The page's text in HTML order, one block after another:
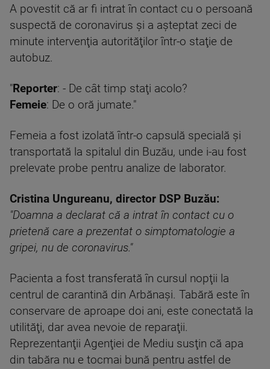
A povestit că ar fi intrat în contact cu o persoană
suspectă de coronavirus şi a aşteptat zeci de
minute intervenţia autorităţilor într-o staţie de
autobuz.
"Reporter: - De cât timp staţi acolo?
Femeie: De o oră jumate."
Femeia a fost izolată într-o capsulă specială şi
transportată la spitalul din Buzău, unde i-au fost
prelevate probe pentru analize de laborator.
Cristina Ungureanu, director DSP Buzău:
"Doamna a declarat că a intrat în contact cu o
prietenă care a prezentat o simptomatologie a
gripei, nu de coronavirus."
Pacienta a fost transferată în cursul nopţii la
centrul de carantină din Arbănași. Tabără este în
conservare de aproape doi ani, este conectată la
utilităţi, dar avea nevoie de reparaţii.
Reprezentanţii Agenţiei de Mediu susţin că apa
din tabăra nu e tocmai bună pentru astfel de